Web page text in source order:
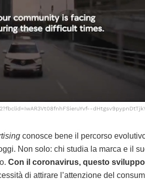
conosce bene il percorso
Non solo: chi studia la marca e il
Con il coronavirus, questo
di attirare l’attenzione del